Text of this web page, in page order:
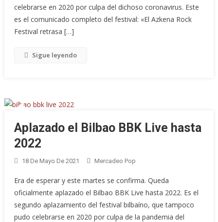
celebrarse en 2020 por culpa del dichoso coronavirus. Este
es el comunicado completo del festival: «El Azkena Rock
Festival retrasa […]
Sigue leyendo
Aplazado el Bilbao BBK Live hasta
2022
18 De Mayo De 2021 Mercadeo Pop
Era de esperar y este martes se confirma. Queda
oficialmente aplazado el Bilbao BBK Live hasta 2022. Es el
segundo aplazamiento del festival bilbaíno, que tampoco
pudo celebrarse en 2020 por culpa de la pandemia del